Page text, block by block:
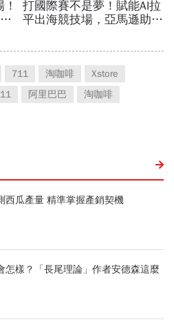
711 淘咖啡
Xstore
阿里巴巴
淘咖啡
西瓜產量 精準掌握產銷契機
怎樣？「長尾理論」作者安德森這麼